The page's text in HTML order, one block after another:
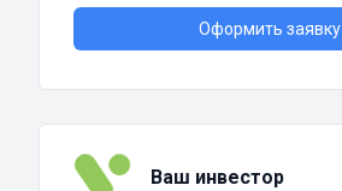
Оформить заявку
Ваш инвестор